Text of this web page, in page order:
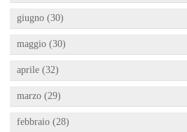
giugno (30)
maggio (30)
aprile (32)
marzo (29)
febbraio (28)